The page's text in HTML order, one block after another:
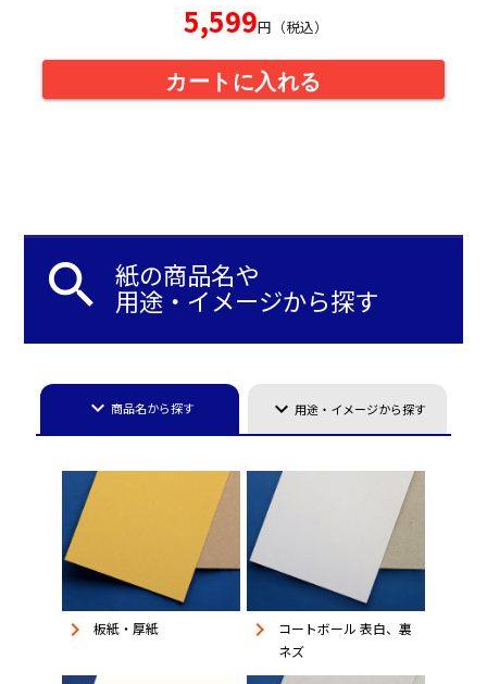
5,599円（税込）
カートに入れる
search 紙の商品名や
用途・イメージから探す
keyboard_arrow_down 商品名から探す keyboard_arrow_down用途・イメージから探す
keyboard_arrow_right 板紙・厚紙 keyboard_arrow_right
コートボール 表白、裏
ネズ